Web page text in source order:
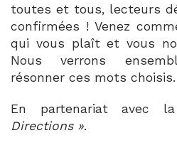
toutes et tous, lecteurs
confirmées ! Venez
qui vous plaît et vous
Nous verrons
résonner ces mots choisis.
En partenariat avec
Directions ».